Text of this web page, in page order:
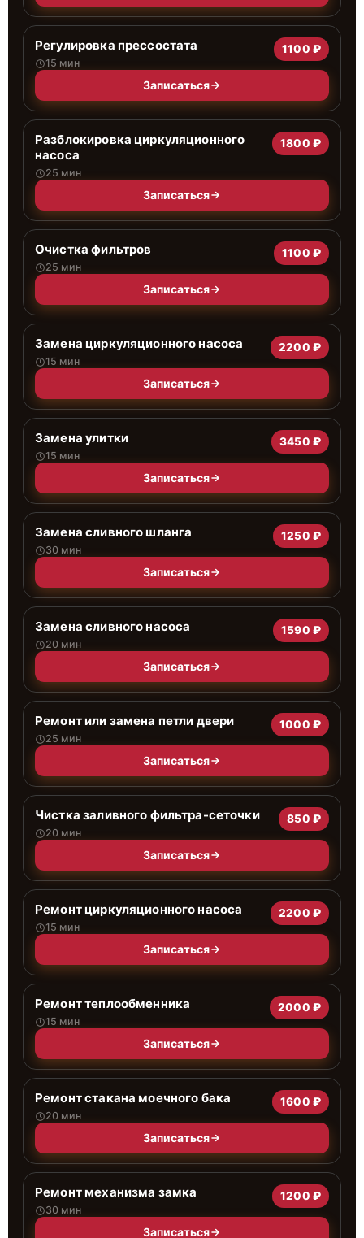
Регулировка прессостата
15 мин
1100 ₽
Записаться
Разблокировка циркуляционного
насоса
25 мин
1800 ₽
Записаться
Очистка фильтров
25 мин
1100 ₽
Записаться
Замена циркуляционного насоса
15 мин
2200 ₽
Записаться
Замена улитки
15 мин
3450 ₽
Записаться
Замена сливного шланга
30 мин
1250 ₽
Записаться
Замена сливного насоса
20 мин
1590 ₽
Записаться
Ремонт или замена петли двери
25 мин
1000 ₽
Записаться
Чистка заливного фильтра-сеточки
20 мин
850 ₽
Записаться
Ремонт циркуляционного насоса
15 мин
2200 ₽
Записаться
Ремонт теплообменника
15 мин
2000 ₽
Записаться
Ремонт стакана моечного бака
20 мин
1600 ₽
Записаться
Ремонт механизма замка
30 мин
1200 ₽
Записаться